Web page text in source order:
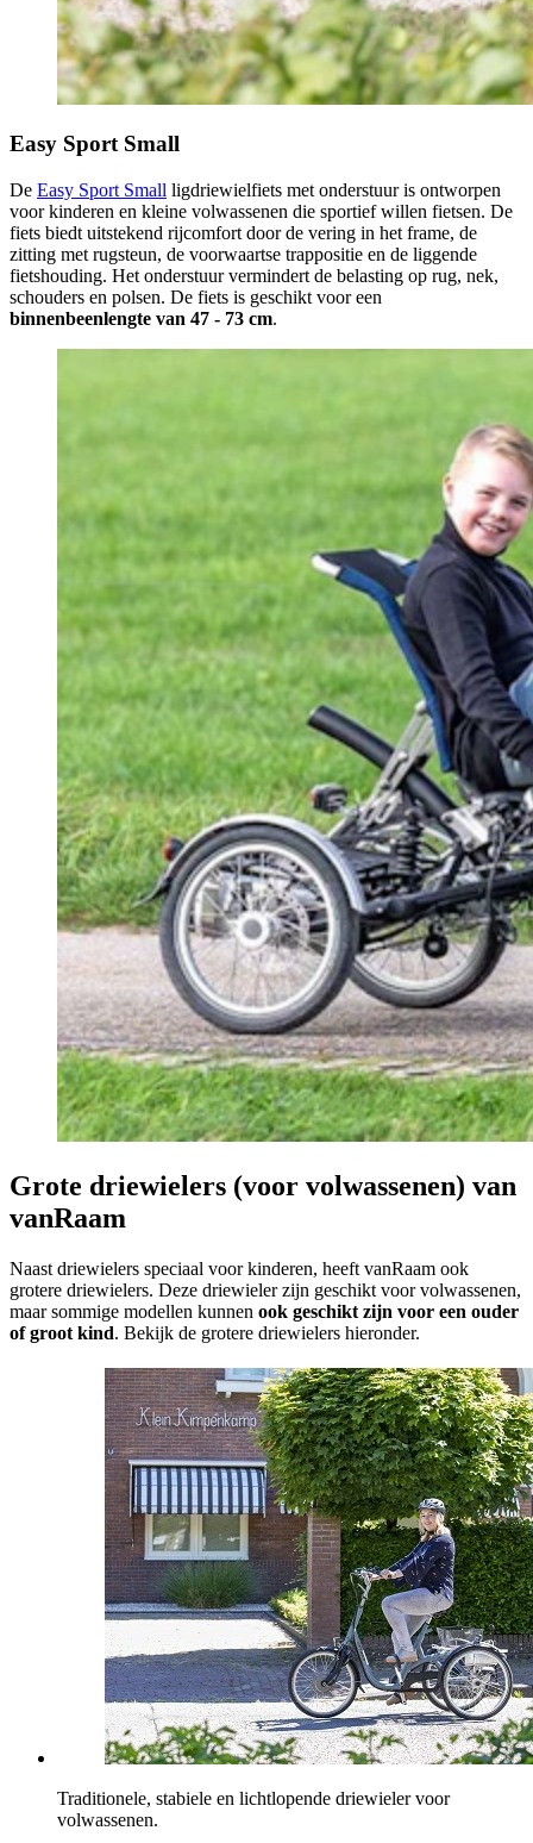
Easy Sport Small
De Easy Sport Small ligdriewielfiets met onderstuur is ontworpen
voor kinderen en kleine volwassenen die sportief willen fietsen. De
fiets biedt uitstekend rijcomfort door de vering in het frame, de
zitting met rugsteun, de voorwaartse trappositie en de liggende
fietshouding. Het onderstuur vermindert de belasting op rug, nek,
schouders en polsen. De fiets is geschikt voor een
binnenbeenlengte van 47 - 73 cm.
Grote driewielers (voor volwassenen) van
vanRaam
Naast driewielers speciaal voor kinderen, heeft vanRaam ook
grotere driewielers. Deze driewieler zijn geschikt voor volwassenen,
maar sommige modellen kunnen ook geschikt zijn voor een ouder
of groot kind. Bekijk de grotere driewielers hieronder.
Traditionele, stabiele en lichtlopende driewieler voor
volwassenen.